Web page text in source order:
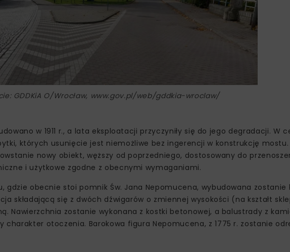
GDDKiA O/Wrocław, www.gov.pl/web/gddkia-wroclaw/
w 1911 r., a lata eksploatacji przyczyniły się do jego degradacji. W
których usunięcie jest niemożliwe bez ingerencji w konstrukcję
nowy obiekt, węższy od poprzedniego, dostosowany do
i użytkowe zgodne z obecnymi wymaganiami.
obecnie stoi pomnik Św. Jana Nepomucena, wybudowana zostanie
składającą się z dwóch dźwigarów o zmiennej wysokości (na kształt
Nawierzchnia zostanie wykonana z kostki betonowej, a balustrady z
otoczenia. Barokowa figura Nepomucena, z 1775 r. zostanie